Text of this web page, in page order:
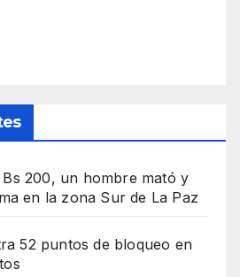
200, un hombre mató y
en la zona Sur de La Paz
52 puntos de bloqueo en